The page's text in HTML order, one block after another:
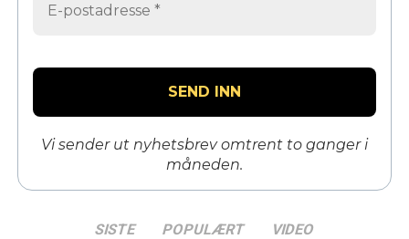
Vi sender ut nyhetsbrev omtrent to ganger i
måneden.
SISTE POPULÆRT VIDEO